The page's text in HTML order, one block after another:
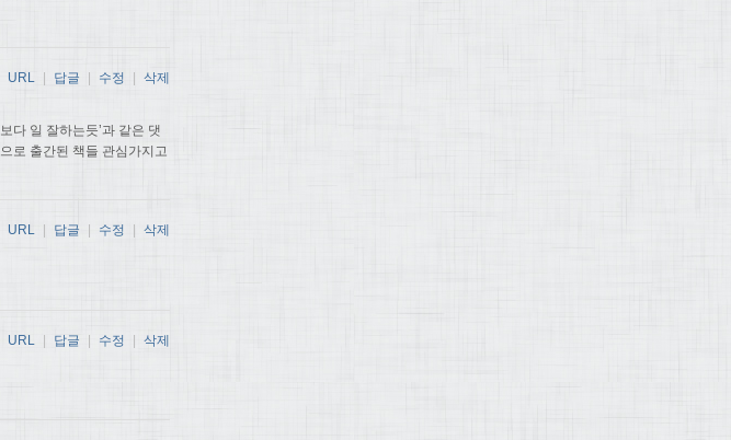
다 일 잘하는듯’과 같은 댓
로 출간된 책들 관심가지고
URL 답글 수정 삭제
URL 답글 수정 삭제
URL 답글 수정 삭제